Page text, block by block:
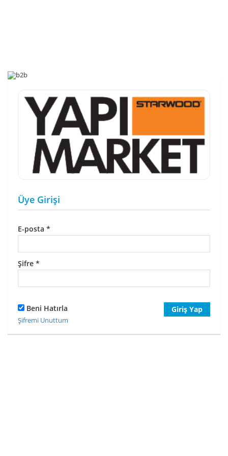
Üye Girişi
E-posta *
Şifre *
Beni Hatırla Giriş Yap
Şifremi Unuttum